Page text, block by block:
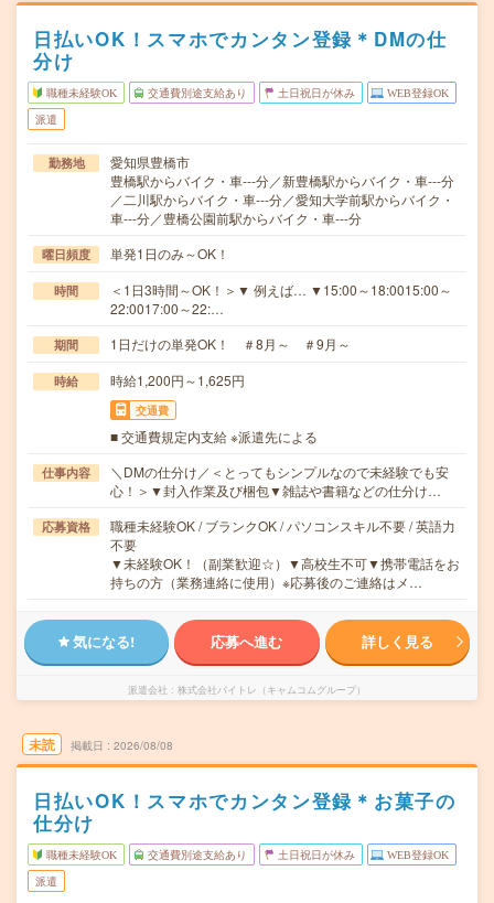
日払いOK！スマホでカンタン登録＊DMの仕
分け
職種未経験OK 交通費別途支給あり 土日祝日が休み WEB登録OK
派遣
勤務地
愛知県豊橋市
豊橋駅からバイク・車---分／新豊橋駅からバイク・車---分
／二川駅からバイク・車---分／愛知大学前駅からバイク・
車---分／豊橋公園前駅からバイク・車---分
曜日頻度 単発1日のみ～OK！
時間
＜1日3時間～OK！＞▼ 例えば… ▼15:00～18:0015:00～
22:0017:00～22:…
期間 1日だけの単発OK！ ＃8月～ ＃9月～
時給 時給1,200円～1,625円
交通費
■ 交通費規定内支給 ※派遣先による
仕事内容
＼DMの仕分け／＜とってもシンプルなので未経験でも安
心！＞▼封入作業及び梱包▼雑誌や書籍などの仕分け…
応募資格
職種未経験OK / ブランクOK / パソコンスキル不要 / 英語力
不要
▼未経験OK！（副業歓迎☆）▼高校生不可▼携帯電話をお
持ちの方（業務連絡に使用）※応募後のご連絡はメ…
気になる! 応募へ進む 詳しく見る
派遣会社 株式会社バイトレ（キャムコムグループ）
未読 掲載日 2026/08/08
日払いOK！スマホでカンタン登録＊お菓子の
仕分け
職種未経験OK 交通費別途支給あり 土日祝日が休み WEB登録OK
派遣